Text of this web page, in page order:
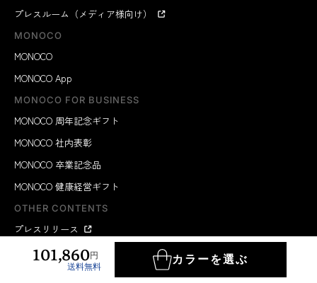
101,860円
送料無料
カラーを選ぶ
プレスルーム（メディア様向け）
MONOCO
MONOCO
MONOCO App
MONOCO FOR BUSINESS
MONOCO 周年記念ギフト
MONOCO 社内表彰
MONOCO 卒業記念品
MONOCO 健康経営ギフト
OTHER CONTENTS
プレスリリース
社長コラム
商品の選び方記事